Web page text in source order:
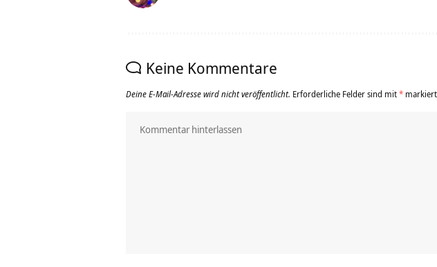
Keine Kommentare
Deine E-Mail-Adresse wird nicht veröffentlicht. Erforderliche Felder sind mit*